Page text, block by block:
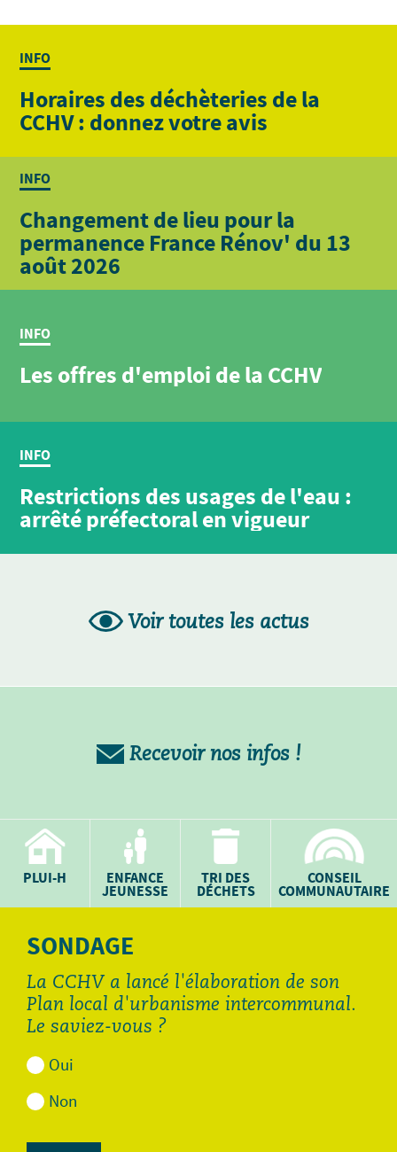
INFO
Horaires des déchèteries de la
CCHV : donnez votre avis
INFO
Changement de lieu pour la
permanence France Rénov' du 13
août 2026
INFO
Les offres d'emploi de la CCHV
INFO
Restrictions des usages de l'eau :
arrêté préfectoral en vigueur
PLUI-H ENFANCE
JEUNESSE
TRI DES
DÉCHETS
CONSEIL
COMMUNAUTAIRE
Voir toutes les actus
Recevoir nos infos !
SONDAGE
La CCHV a lancé l'élaboration de son
Plan local d'urbanisme intercommunal.
Le saviez-vous ?
Oui
Non